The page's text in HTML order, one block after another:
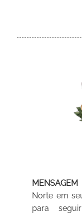
MENSAGEM
Norte em
para